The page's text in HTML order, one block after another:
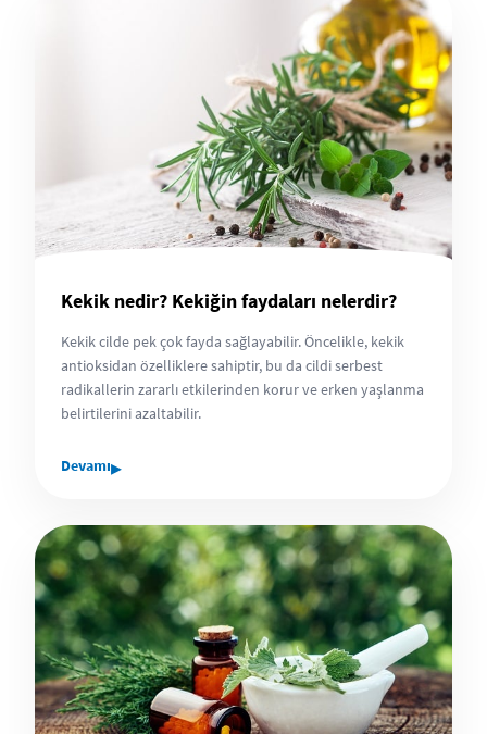
Kekik nedir? Kekiğin faydaları nelerdir?
Kekik cilde pek çok fayda sağlayabilir. Öncelikle, kekik
antioksidan özelliklere sahiptir, bu da cildi serbest
radikallerin zararlı etkilerinden korur ve erken yaşlanma
belirtilerini azaltabilir.
Devamı▸